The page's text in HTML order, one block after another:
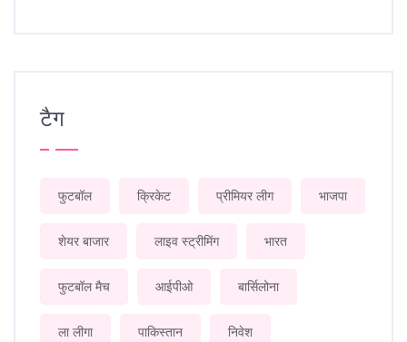
टैग
फुटबॉल क्रिकेट प्रीमियर लीग भाजपा
शेयर बाजार लाइव स्ट्रीमिंग भारत
फुटबॉल मैच आईपीओ बार्सिलोना
ला लीगा पाकिस्तान निवेश